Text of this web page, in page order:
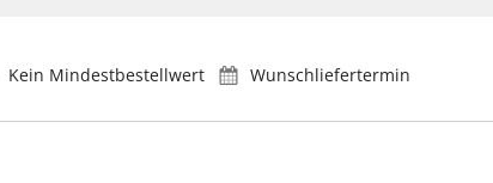
Kein Mindestbestellwert Wunschliefertermin